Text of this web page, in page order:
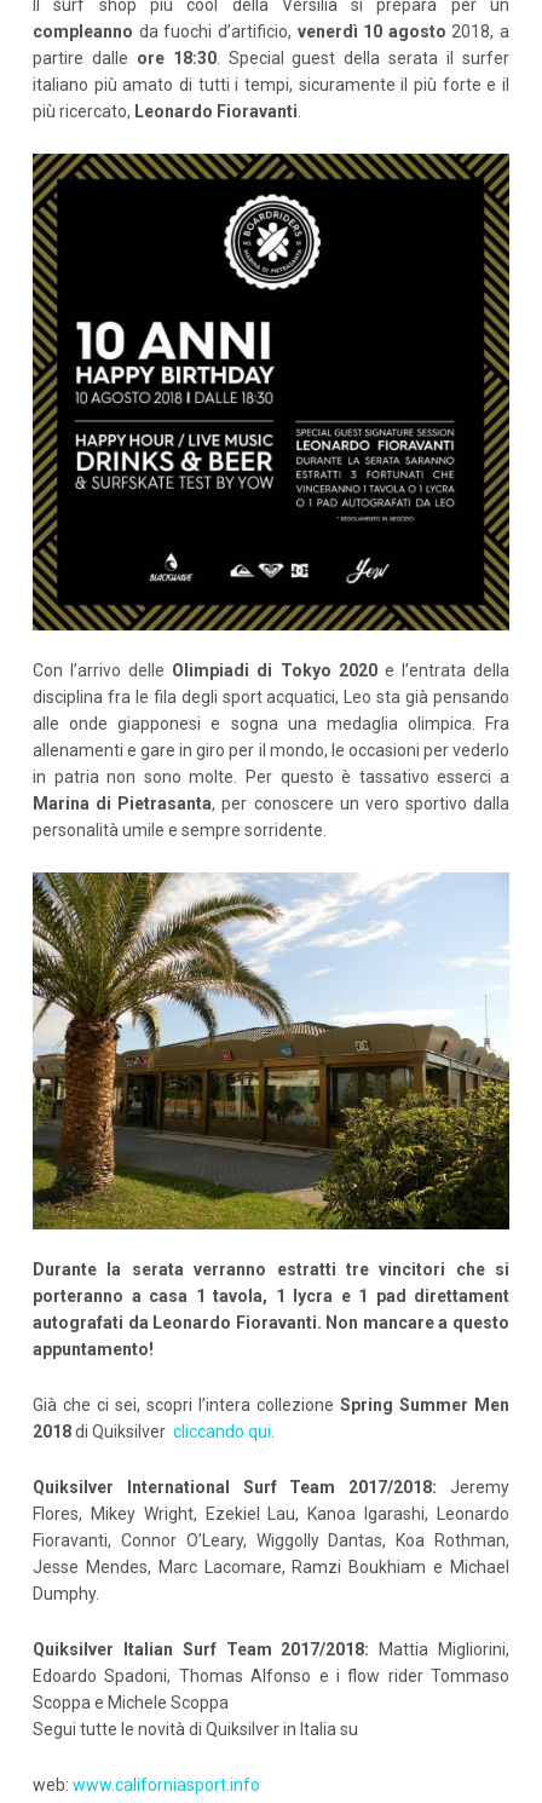
Il surf shop più cool della Versilia si prepara per un
compleanno da fuochi d’artificio, venerdì 10 agosto 2018, a
partire dalle ore 18:30. Special guest della serata il surfer
italiano più amato di tutti i tempi, sicuramente il più forte e il
più ricercato, Leonardo Fioravanti
Con l’arrivo delle Olimpiadi di Tokyo 2020e l’entrata della
disciplina fra le fila degli sport acquatici, Leo sta già pensando
alle onde giapponesi e sogna una medaglia olimpica. Fra
allenamenti e gare in giro per il mondo, le occasioni per vederlo
in patria non sono molte. Per questo è tassativo esserci a
Marina di Pietrasanta, per conoscere un vero sportivo dalla
personalità umile e sempre sorridente.
Durante la serata verranno estratti tre vincitori che si
porteranno a casa 1 tavola, 1 lycra e 1 pad direttament
autografati da Leonardo Fioravanti. Non mancare a questo
appuntamento!
Già che ci sei, scopri l’intera collezione Spring Summer Men
2018di Quiksilver cliccando qui.
Quiksilver International Surf Team 2017/2018: Jeremy
Flores, Mikey Wright, Ezekiel Lau, Kanoa Igarashi, Leonardo
Fioravanti, Connor O’Leary, Wiggolly Dantas, Koa Rothman,
Jesse Mendes, Marc Lacomare, Ramzi Boukhiam e Michael
Dumphy.
Quiksilver Italian Surf Team 2017/2018: Mattia Migliorini,
Edoardo Spadoni, Thomas Alfonso e i flow rider Tommaso
Scoppa e Michele Scoppa
Segui tutte le novità di Quiksilver in Italia su
web: www.californiasport.info